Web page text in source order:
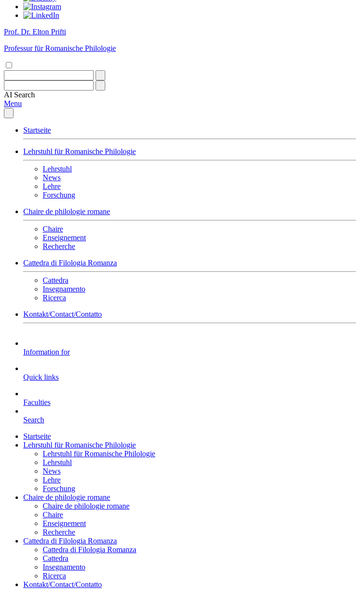
Prof. Dr. Elton Prifti
Professur für Romanische Philologie
AI Search
Menu
Startseite
Lehrstuhl für Romanische Philologie
Lehrstuhl
News
Lehre
Forschung
Chaire de philologie romane
Chaire
Enseignement
Recherche
Cattedra di Filologia Romanza
Cattedra
Insegnamento
Ricerca
Kontakt/Contact/Contatto
Information for
Quick links
Faculties
Search
Startseite
Lehrstuhl für Romanische Philologie
Lehrstuhl für Romanische Philologie
Lehrstuhl
News
Lehre
Forschung
Chaire de philologie romane
Chaire de philologie romane
Chaire
Enseignement
Recherche
Cattedra di Filologia Romanza
Cattedra di Filologia Romanza
Cattedra
Insegnamento
Ricerca
Kontakt/Contact/Contatto